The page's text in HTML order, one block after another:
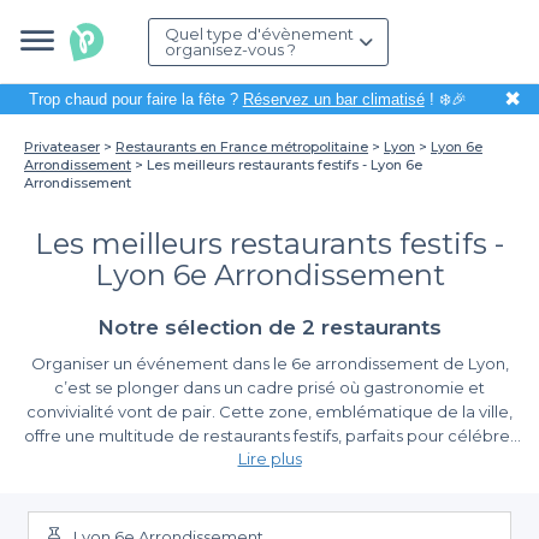
Quel type d'évènement
organisez-vous ?
Trop chaud pour faire la fête ? Réservez un bar climatisé! ❄️🎉 ✖
Privateaser Restaurants en France métropolitaine Lyon
Lyon 6e
Arrondissement
Les meilleurs restaurants festifs - Lyon 6e
Arrondissement
Les meilleurs restaurants festifs -
Lyon 6e Arrondissement
Notre sélection de 2 restaurants
Organiser un événement dans le 6e arrondissement de Lyon,
c’est se plonger dans un cadre prisé où gastronomie et
convivialité vont de pair. Cette zone, emblématique de la ville,
offre une multitude de restaurants festifs, parfaits pour célébrer
des moments spéciaux. Que ce soit pour un repas
cet arrondissement saura répondre à toutes vos attentes.
Une sélection variée de restaurants
Lire plus